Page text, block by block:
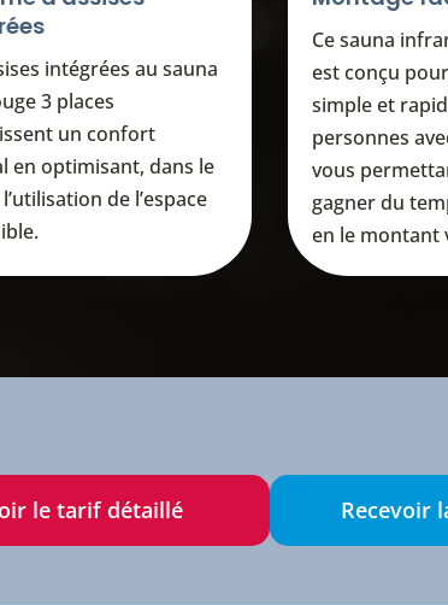
intégrées au sauna
3 places
un confort
en optimisant, dans le
de l’espace
Ce sauna
est conçu
simple et
personnes
vous
gagner du
en le montant
le tarif détaillé Recevoir